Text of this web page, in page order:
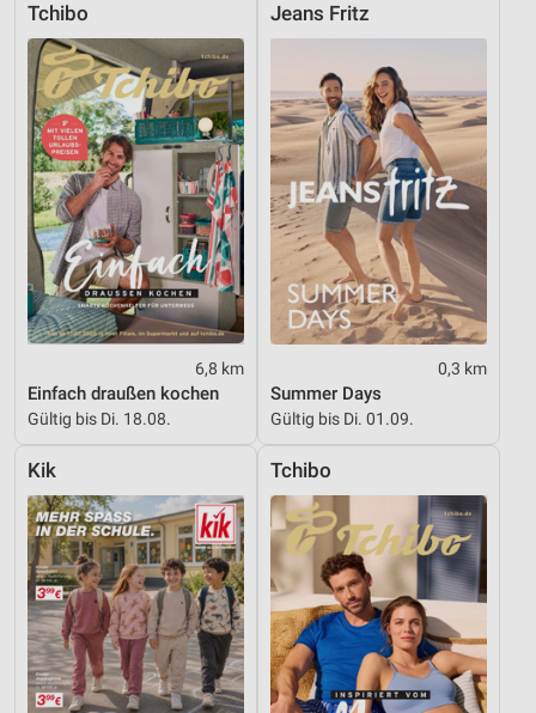
Tchibo
6,8 km
Einfach draußen kochen
Gültig bis Di. 18.08.
Jeans Fritz
0,3 km
Summer Days
Gültig bis Di. 01.09.
Kik Tchibo
Funktional
Werbung